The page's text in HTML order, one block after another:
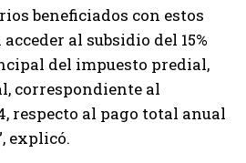
beneficiados con estos
al subsidio del 15%
del impuesto predial,
correspondiente al
respecto al pago total anual
explicó.